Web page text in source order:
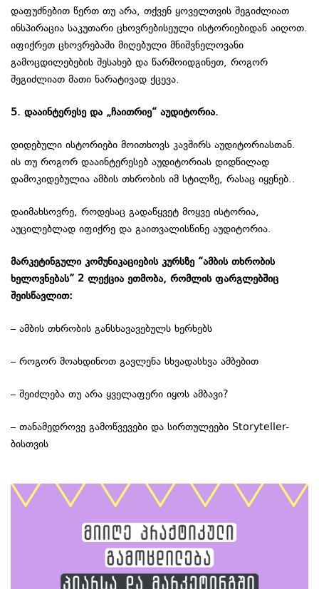
დაფუძნებით წერთ თუ არა, თქვენ ყოველთვის შეგიძლიათ
ინსპირაცია საკუთარი ცხოვრებისეული ისტორიებიდან აიღოთ.
იფიქრეთ ცხოვრებაში მიღებული მნიშვნელოვანი
გამოცდილებების შესახებ და წარმოიდგინეთ, როგორ
შეგიძლიათ მათი ნარატივად ქცევა.
5. დააინტერესე და „ჩაითრიე“ აუდიტორია.
დიდებული ისტორიები მოითხოვს კავშირს აუდიტორიასთან.
ის თუ როგორ დააინტერესებ აუდიტორიას დიდწილად
დამოკიდებულია ამბის თხრობის იმ სტილზე, რასაც იყენებ..
დაიმახსოვრე, როდესაც გადაწყვეტ მოყვე ისტორია,
აუცილებლად იფიქრე და გაითვალისწინე აუდიტორია.
მარკეტინგული კომუნიკაციების კურსზე “ამბის თხრობის
ხელოვნებას” 2 ლექცია ეთმობა, რომლის ფარგლებშიც
შეისწავლით:
– ამბის თხრობის განსხავავებულს ხერხებს
– როგორ მოახდინოთ გავლენა სხვადასხვა ამბებით
– შეიძლება თუ არა ყველაფერი იყოს ამბავი?
– თანამედროვე გამოწვევები და სირთულეები Storyteller-
ბისთვის